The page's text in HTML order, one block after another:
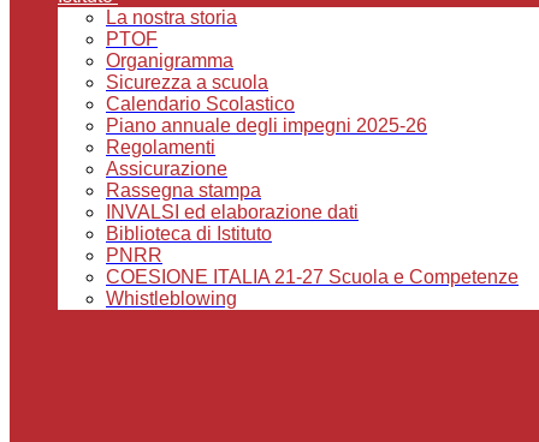
La nostra storia
PTOF
Organigramma
Sicurezza a scuola
Calendario Scolastico
Piano annuale degli impegni 2025-26
Regolamenti
Assicurazione
Rassegna stampa
INVALSI ed elaborazione dati
Biblioteca di Istituto
PNRR
COESIONE ITALIA 21-27 Scuola e Competenze
Whistleblowing